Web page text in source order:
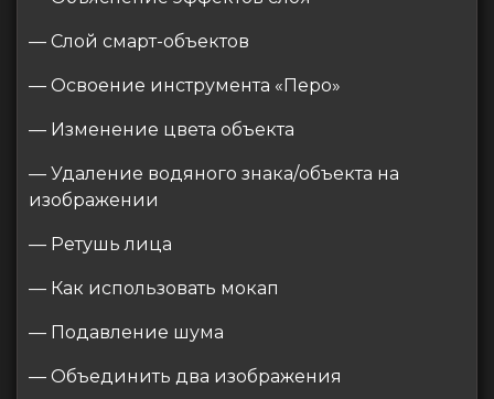
— Слой смарт-объектов
— Освоение инструмента «Перо»
— Изменение цвета объекта
— Удаление водяного знака/объекта на
изображении
— Ретушь лица
— Как использовать мокап
— Подавление шума
— Объединить два изображения